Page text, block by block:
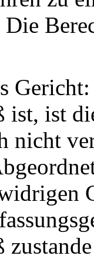
ist, ist
nicht